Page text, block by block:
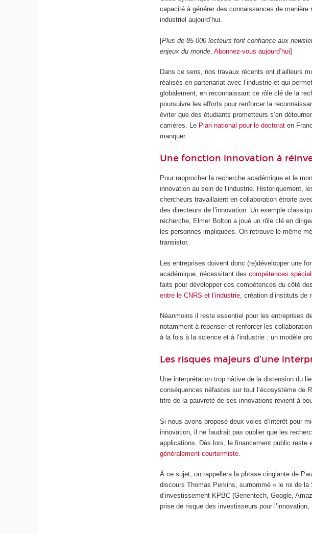
capacité à générer des connaissances de
industriel aujourd’hui.
[Plus de 85 000 lecteurs font confiance aux
enjeux du monde .Abonnez-vous aujourd’hui]
Dans ce sens, nos travaux récents ont d’ailleurs
réalisés en partenariat avec l’industrie et qui
globalement, en reconnaissant ce rôle clé de la
poursuivre les efforts pour renforcer la
éviter que des étudiants prometteurs s’en
carrières. Le Plan national pour le doctorat en
manquer.
Une fonction innovation à
Pour rapprocher la recherche académique et le
innovation au sein de l’industrie. Historiquement,
chercheurs travaillaient en collaboration étroite
des directeurs de l’innovation. Un exemple
recherche, Elmer Bolton a joué un rôle clé en
les personnes impliquées. On retrouve le même
transistor.
Les entreprises doivent donc (re)développer une
académique, nécessitant descompétences
faits pour développer ces compétences du côté
entre le CNRS et l’industrie , création d’instituts
Néanmoins il reste essentiel pour les entreprises
notamment à repenser et renforcer les
à la fois à la science et à l’industrie : un modèle
Les risques majeurs d’une
Une interprétation trop hâtive de la distension du
conséquences néfastes sur tout l’écosystème de
titre de la pauvreté de ses innovations revient à
Si nous avons proposé deux voies d’intérêt pour
innovation, il ne faudrait pas oublier que les
applications. Dès lors, le financement public reste
généralement courtermiste
À ce sujet, on rappellera la phrase cinglante de
discours Thomas Perkins, surnommé « le roi de
d’investissement KPBC (Genentech, Google,
prise de risque des investisseurs pour l’innovation,